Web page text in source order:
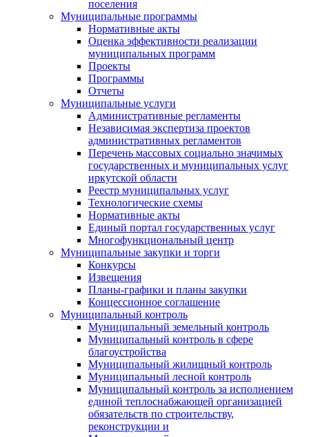
поселения
Муниципальные программы
Нормативные акты
Оценка эффективности реализации
муниципальных программ
Проекты
Программы
Отчеты
Муниципальные услуги
Административные регламенты
Независимая экспертиза проектов
административных регламентов
Перечень массовых социально значимых
государственных и муниципальных услуг
иркутской области
Реестр муниципальных услуг
Технологические схемы
Нормативные акты
Единый портал государственных услуг
Многофункциональный центр
Муниципальные закупки и торги
Конкурсы
Извещения
Планы-графики и планы закупки
Концессионное соглашение
Муниципальный контроль
Муниципальный земельный контроль
Муниципальный контроль в сфере
благоустройства
Муниципальный жилищный контроль
Муниципальный лесной контроль
Муниципальный контроль за исполнением
единой теплоснабжающей организацией
обязательств по строительству,
реконструкции и